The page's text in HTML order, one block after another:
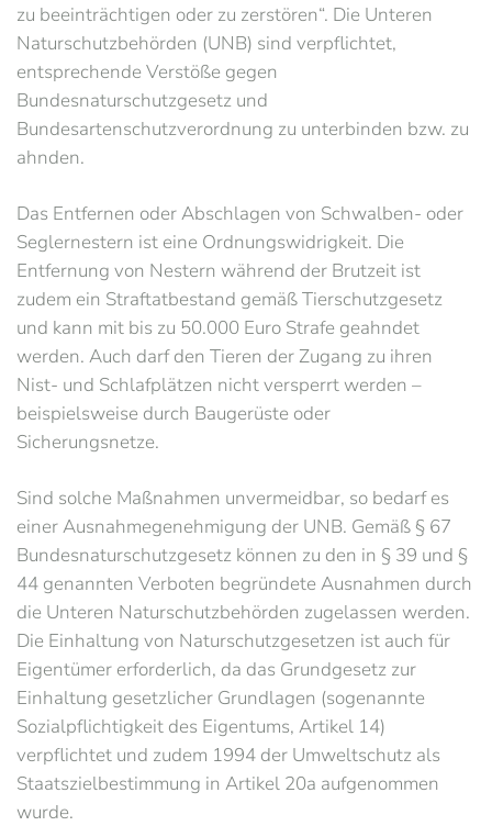
zu beeinträchtigen oder zu zerstören“. Die Unteren
Naturschutzbehörden (UNB) sind verpflichtet,
entsprechende Verstöße gegen
Bundesnaturschutzgesetz und
Bundesartenschutzverordnung zu unterbinden bzw. zu
ahnden.
Das Entfernen oder Abschlagen von Schwalben- oder
Seglernestern ist eine Ordnungswidrigkeit. Die
Entfernung von Nestern während der Brutzeit ist
zudem ein Straftatbestand gemäß Tierschutzgesetz
und kann mit bis zu 50.000 Euro Strafe geahndet
werden. Auch darf den Tieren der Zugang zu ihren
Nist- und Schlafplätzen nicht versperrt werden –
beispielsweise durch Baugerüste oder
Sicherungsnetze.
Sind solche Maßnahmen unvermeidbar, so bedarf es
einer Ausnahmegenehmigung der UNB. Gemäß § 67
Bundesnaturschutzgesetz können zu den in § 39 und §
44 genannten Verboten begründete Ausnahmen durch
die Unteren Naturschutzbehörden zugelassen werden.
Die Einhaltung von Naturschutzgesetzen ist auch für
Eigentümer erforderlich, da das Grundgesetz zur
Einhaltung gesetzlicher Grundlagen (sogenannte
Sozialpflichtigkeit des Eigentums, Artikel 14)
verpflichtet und zudem 1994 der Umweltschutz als
Staatszielbestimmung in Artikel 20a aufgenommen
wurde.